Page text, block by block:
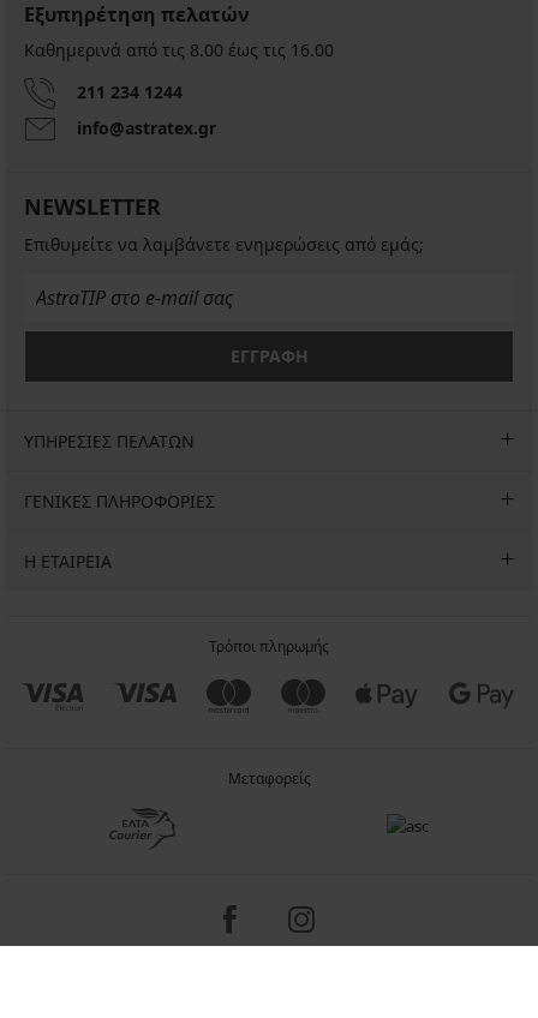
Εξυπηρέτηση πελατών
Καθημερινά από τις 8.00 έως τις 16.00
211 234 1244
info@astratex.gr
NEWSLETTER
Επιθυμείτε να λαμβάνετε ενημερώσεις από εμάς;
ΕΓΓΡΑΦΗ
ΥΠΗΡΕΣΙΕΣ ΠΕΛΑΤΩΝ
ΓΕΝΙΚΕΣ ΠΛΗΡΟΦΟΡΙΕΣ
Η ΕΤΑΙΡΕΙΑ
Τρόποι πληρωμής
Μεταφορείς